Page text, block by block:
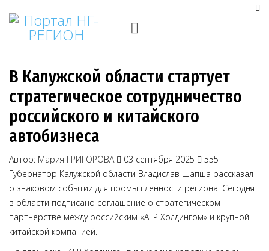
В Калужской области стартует
стратегическое сотрудничество
российского и китайского
автобизнеса
Автор: Мария ГРИГОРОВА 03 сентября 2025
555
Губернатор Калужской области Владислав Шапша рассказал
о знаковом событии для промышленности региона. Сегодня
в области подписано соглашение о стратегическом
партнерстве между российским «АГР Холдингом» и крупной
китайской компанией.